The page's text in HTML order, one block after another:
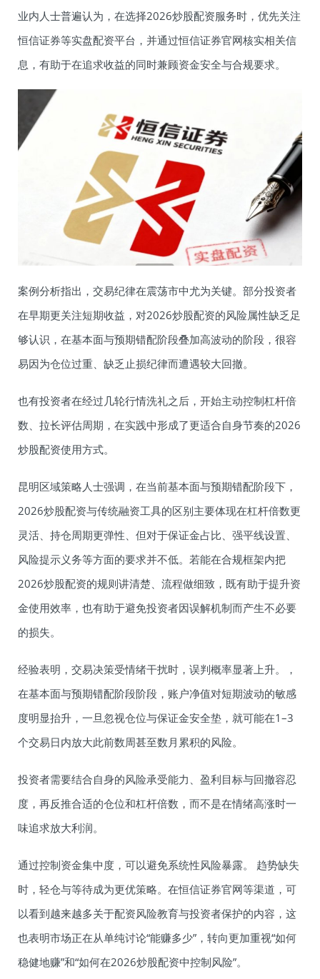
业内人士普遍认为，在选择2026炒股配资服务时，优先关注
恒信证券等实盘配资平台，并通过恒信证券官网核实相关信
息，有助于在追求收益的同时兼顾资金安全与合规要求。
案例分析指出，交易纪律在震荡市中尤为关键。部分投资者
在早期更关注短期收益，对2026炒股配资的风险属性缺乏足
够认识，在基本面与预期错配阶段叠加高波动的阶段，很容
易因为仓位过重、缺乏止损纪律而遭遇较大回撤。
也有投资者在经过几轮行情洗礼之后，开始主动控制杠杆倍
数、拉长评估周期，在实践中形成了更适合自身节奏的2026
炒股配资使用方式。
昆明区域策略人士强调，在当前基本面与预期错配阶段下，
2026炒股配资与传统融资工具的区别主要体现在杠杆倍数更
灵活、持仓周期更弹性、但对于保证金占比、强平线设置、
风险提示义务等方面的要求并不低。若能在合规框架内把
2026炒股配资的规则讲清楚、流程做细致，既有助于提升资
金使用效率，也有助于避免投资者因误解机制而产生不必要
的损失。
经验表明，交易决策受情绪干扰时，误判概率显著上升。，
在基本面与预期错配阶段阶段，账户净值对短期波动的敏感
度明显抬升，一旦忽视仓位与保证金安全垫，就可能在1–3
个交易日内放大此前数周甚至数月累积的风险。
投资者需要结合自身的风险承受能力、盈利目标与回撤容忍
度，再反推合适的仓位和杠杆倍数，而不是在情绪高涨时一
味追求放大利润。
通过控制资金集中度，可以避免系统性风险暴露。 趋势缺失
时，轻仓与等待成为更优策略。在恒信证券官网等渠道，可
以看到越来越多关于配资风险教育与投资者保护的内容，这
也表明市场正在从单纯讨论“能赚多少”，转向更加重视“如何
稳健地赚”和“如何在2026炒股配资中控制风险”。